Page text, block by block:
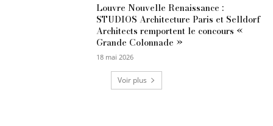
Louvre Nouvelle Renaissance :
STUDIOS Architecture Paris et Selldorf
Architects remportent le concours «
Grande Colonnade »
18 mai 2026
Voir plus